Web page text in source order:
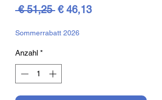
€ 51,25 Standardpreis
€ 46,13Sale-
Sommerrabatt 2026
Anzahl *